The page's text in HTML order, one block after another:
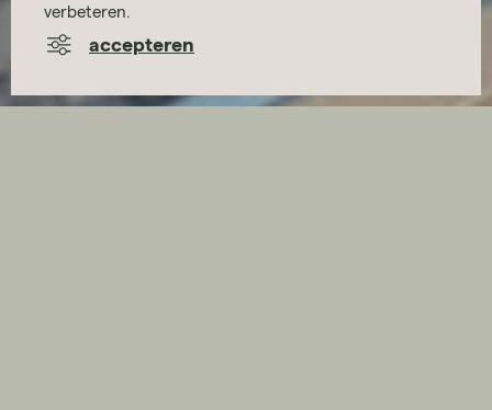
verbeteren.
accepteren